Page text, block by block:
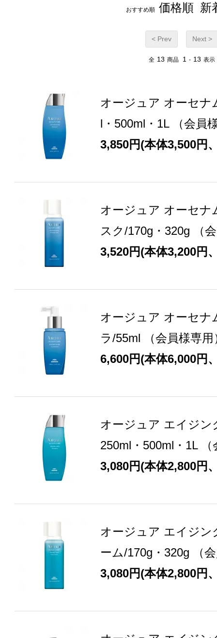
おすすめ順 価格順 新
< Prev Next >
全 13 商品 1 - 13 表示
オージュア オーセナ
l・500ml・1L （会員
3,850円(本体3,500円
オージュア オーセナ
スク/170g・320g （
3,520円(本体3,200円
オージュア オーセナ
ラ/55ml （会員様専用
6,600円(本体6,000円
オージュア エイジ
250ml・500ml・1L
3,080円(本体2,800円
オージュア エイジ
ーム/170g・320g （
3,080円(本体2,800円